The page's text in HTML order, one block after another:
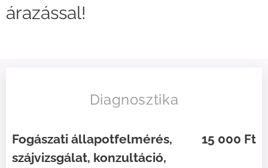
árazással!
Diagnosztika
Fogászati állapotfelmérés,
szájvizsgálat, konzultáció,
15 000 Ft